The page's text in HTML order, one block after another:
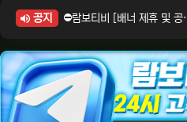
공지
⛔람보티비
⛔
⛔람보티비 [채팅방 이용시 주의사항]
⛔